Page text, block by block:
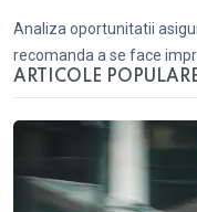
Analiza oportunitatii
recomanda a se face
ARTICOLE